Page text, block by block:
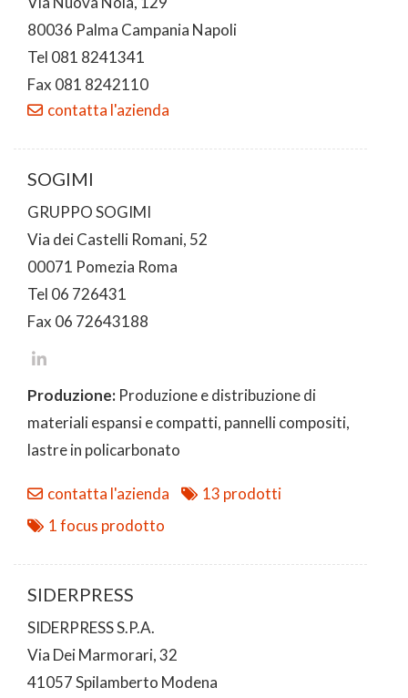
80036 Palma Campania Napoli
Tel 081 8241341
Fax 081 8242110
contatta l'azienda
SOGIMI
GRUPPO SOGIMI
Via dei Castelli Romani, 52
00071 Pomezia Roma
Tel 06 726431
Fax 06 72643188
Produzione: Produzione e distribuzione di
materiali espansi e compatti, pannelli compositi,
lastre in policarbonato
contatta l'azienda
13 prodotti
1 focus prodotto
SIDERPRESS
SIDERPRESS S.P.A.
Via Dei Marmorari, 32
41057 Spilamberto Modena